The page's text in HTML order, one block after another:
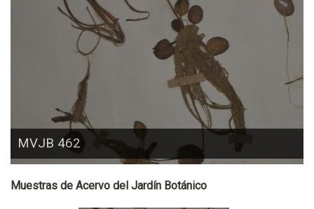
MVJB 462
Muestras de Acervo del Jardín Botánico